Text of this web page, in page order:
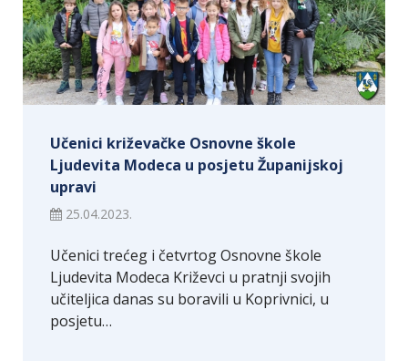
Učenici križevačke Osnovne škole
Ljudevita Modeca u posjetu Županijskoj
upravi
25.04.2023.
Učenici trećeg i četvrtog Osnovne škole
Ljudevita Modeca Križevci u pratnji svojih
učiteljica danas su boravili u Koprivnici, u
posjetu…